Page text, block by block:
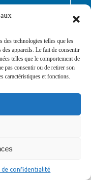
technologies telles que les
appareils. Le fait de consentir
telles que le comportement de
pas consentir ou de retirer son
caractéristiques et fonctions.
confidentialité
2026
Vivre ma ville
Mentions légales